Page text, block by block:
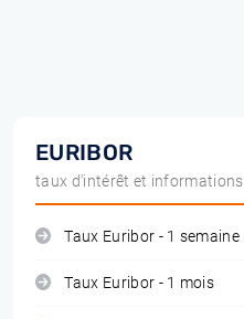
EURIBOR
taux d'intérêt et informations
Taux Euribor - 1 semaine
Taux Euribor - 1 mois